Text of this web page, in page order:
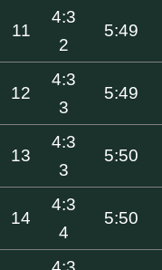
11
4:3
2
5:49
12
4:3
3
5:49
13
4:3
3
5:50
14
4:3
4
5:50